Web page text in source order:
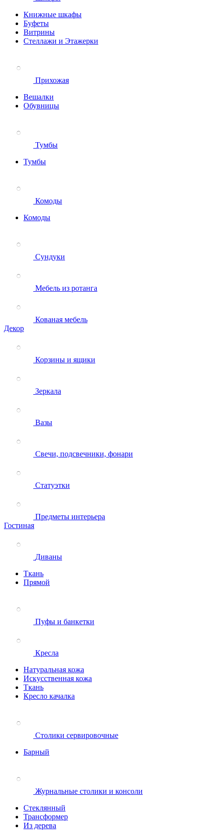
Книжные шкафы
Буфеты
Витрины
Стеллажи и Этажерки
Прихожая
Вешалки
Обувницы
Тумбы
Тумбы
Комоды
Комоды
Сундуки
Мебель из ротанга
Кованая мебель
Декор
Корзины и ящики
Зеркала
Вазы
Свечи, подсвечники, фонари
Статуэтки
Предметы интерьера
Гостиная
Диваны
Ткань
Прямой
Пуфы и банкетки
Кресла
Натуральная кожа
Искусственная кожа
Ткань
Кресло качалка
Столики сервировочные
Барный
Журнальные столики и консоли
Стеклянный
Трансформер
Из дерева